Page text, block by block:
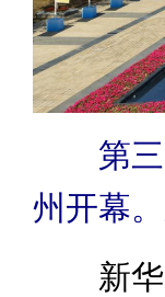
第
州开幕
新华网